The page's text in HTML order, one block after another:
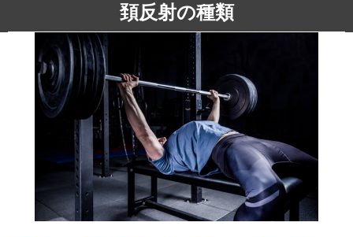
頚反射の種類